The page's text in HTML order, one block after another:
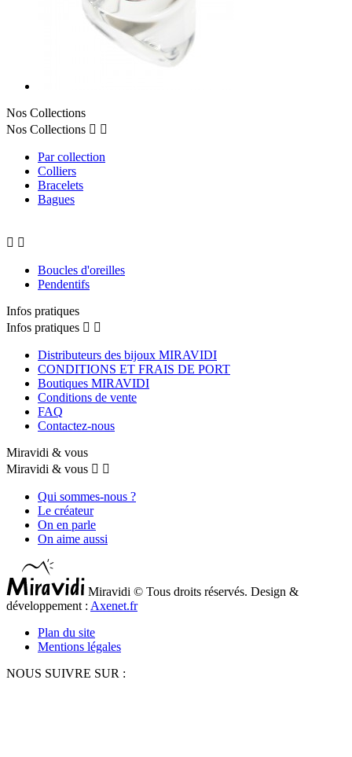
Nos Collections
Nos Collections  
Par collection
Colliers
Bracelets
Bagues
 
Boucles d'oreilles
Pendentifs
Infos pratiques
Infos pratiques  
Distributeurs des bijoux MIRAVIDI
CONDITIONS ET FRAIS DE PORT
Boutiques MIRAVIDI
Conditions de vente
FAQ
Contactez-nous
Miravidi & vous
Miravidi & vous  
Qui sommes-nous ?
Le créateur
On en parle
On aime aussi
Miravidi © Tous droits réservés. Design &
développement : Axenet.fr
Plan du site
Mentions légales
NOUS SUIVRE SUR :